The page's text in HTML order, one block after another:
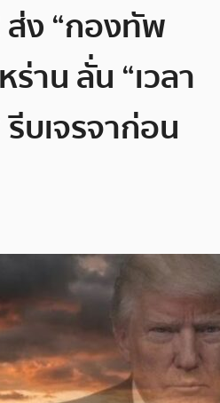
ง “กองทัพ
ร่าน ลั่น “เวลา
บเจรจาก่อน